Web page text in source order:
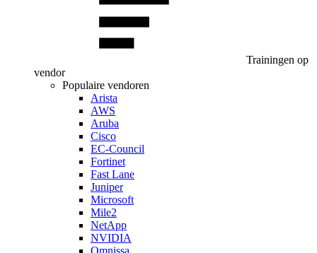
Trainingen op
vendor
Populaire vendoren
Arista
AWS
Aruba
Cisco
EC-Council
Fortinet
Fast Lane
Juniper
Microsoft
Mile2
NetApp
NVIDIA
Omnissa